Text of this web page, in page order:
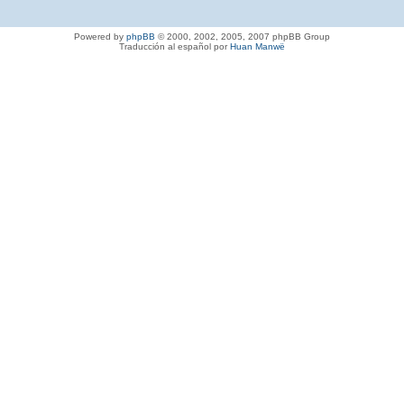
Powered by phpBB © 2000, 2002, 2005, 2007 phpBB Group
Traducción al español porHuan Manwë